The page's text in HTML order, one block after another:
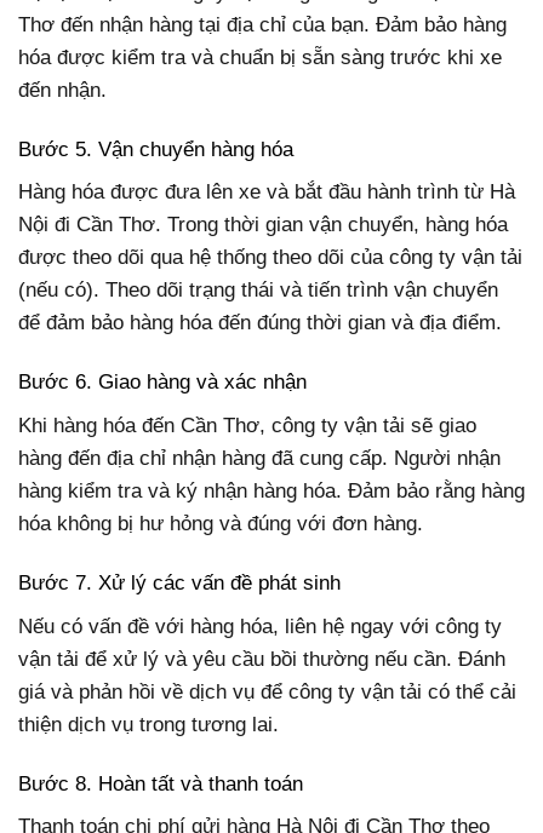
Thơ đến nhận hàng tại địa chỉ của bạn. Đảm bảo hàng
hóa được kiểm tra và chuẩn bị sẵn sàng trước khi xe
đến nhận.
Bước 5. Vận chuyển hàng hóa
Hàng hóa được đưa lên xe và bắt đầu hành trình từ Hà
Nội đi Cần Thơ. Trong thời gian vận chuyển, hàng hóa
được theo dõi qua hệ thống theo dõi của công ty vận tải
(nếu có). Theo dõi trạng thái và tiến trình vận chuyển
để đảm bảo hàng hóa đến đúng thời gian và địa điểm.
Bước 6. Giao hàng và xác nhận
Khi hàng hóa đến Cần Thơ, công ty vận tải sẽ giao
hàng đến địa chỉ nhận hàng đã cung cấp. Người nhận
hàng kiểm tra và ký nhận hàng hóa. Đảm bảo rằng hàng
hóa không bị hư hỏng và đúng với đơn hàng.
Bước 7. Xử lý các vấn đề phát sinh
Nếu có vấn đề với hàng hóa, liên hệ ngay với công ty
vận tải để xử lý và yêu cầu bồi thường nếu cần. Đánh
giá và phản hồi về dịch vụ để công ty vận tải có thể cải
thiện dịch vụ trong tương lai.
Bước 8. Hoàn tất và thanh toán
Thanh toán chi phí gửi hàng Hà Nội đi Cần Thơ theo